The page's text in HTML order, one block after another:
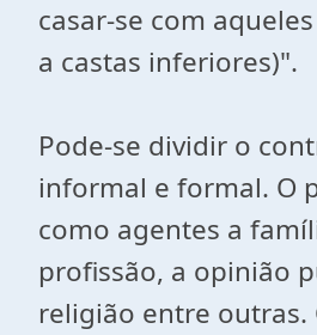
casar-se com
a castas inferiores)".
Pode-se dividir o
informal e formal. O
como agentes a
profissão, a opinião
religião entre outras.